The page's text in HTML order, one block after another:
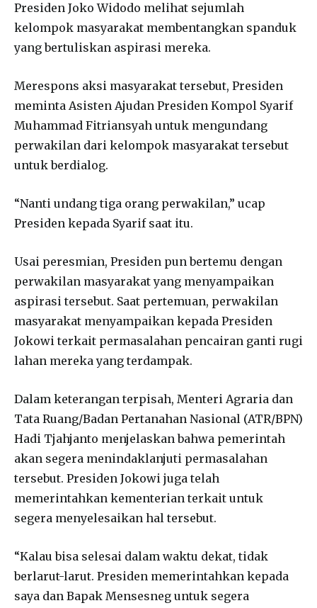
Presiden Joko Widodo melihat sejumlah
kelompok masyarakat membentangkan spanduk
yang bertuliskan aspirasi mereka.
Merespons aksi masyarakat tersebut, Presiden
meminta Asisten Ajudan Presiden Kompol Syarif
Muhammad Fitriansyah untuk mengundang
perwakilan dari kelompok masyarakat tersebut
untuk berdialog.
“Nanti undang tiga orang perwakilan,” ucap
Presiden kepada Syarif saat itu.
Usai peresmian, Presiden pun bertemu dengan
perwakilan masyarakat yang menyampaikan
aspirasi tersebut. Saat pertemuan, perwakilan
masyarakat menyampaikan kepada Presiden
Jokowi terkait permasalahan pencairan ganti rugi
lahan mereka yang terdampak.
Dalam keterangan terpisah, Menteri Agraria dan
Tata Ruang/Badan Pertanahan Nasional (ATR/BPN)
Hadi Tjahjanto menjelaskan bahwa pemerintah
akan segera menindaklanjuti permasalahan
tersebut. Presiden Jokowi juga telah
memerintahkan kementerian terkait untuk
segera menyelesaikan hal tersebut.
“Kalau bisa selesai dalam waktu dekat, tidak
berlarut-larut. Presiden memerintahkan kepada
saya dan Bapak Mensesneg untuk segera